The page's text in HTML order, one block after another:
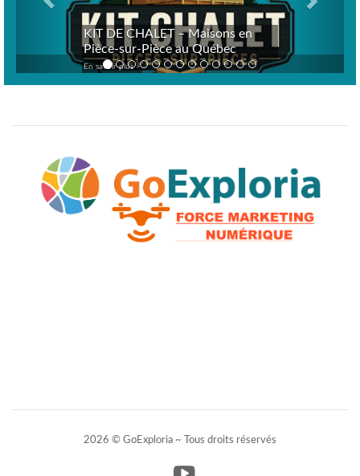
KIT DE CHALET – Maisons en
Pièce-sur-Pièce au Québec
En savoir plus >
2026 © GoExploria ~ Tous droits réservés